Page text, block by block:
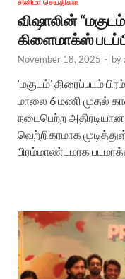
சினிமா செய்திகள்
விஷாலின்
கிளைமாக்ஸ்
November 18, 2025 - by
‘மகுடம்’ திரைப்படம்
மாலை 6 மணி முதல்
நடைபெற்ற
வெற்றிகரமாக
பிரம்மாண்டமாக